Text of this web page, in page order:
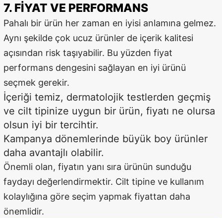
7. FIYAT VE PERFORMANS
Pahalı bir ürün her zaman en iyisi anlamına gelmez.
Aynı şekilde çok ucuz ürünler de içerik kalitesi
açısından risk taşıyabilir. Bu yüzden fiyat
performans dengesini sağlayan en iyi ürünü
seçmek gerekir.
İçeriği temiz, dermatolojik testlerden geçmiş
ve cilt tipinize uygun bir ürün, fiyatı ne olursa
olsun iyi bir tercihtir.
Kampanya dönemlerinde büyük boy ürünler
daha avantajlı olabilir.
Önemli olan, fiyatın yanı sıra ürünün sunduğu
faydayı değerlendirmektir. Cilt tipine ve kullanım
kolaylığına göre seçim yapmak fiyattan daha
önemlidir.